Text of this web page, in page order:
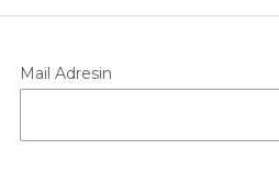
Mail Adresin